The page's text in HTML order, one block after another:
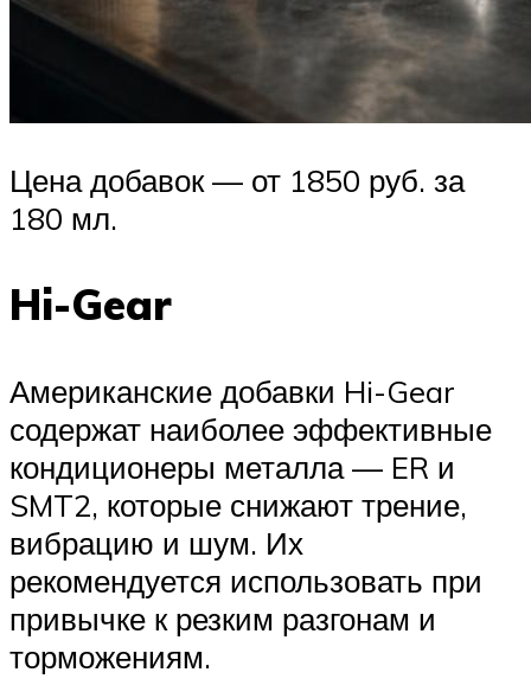
Цена добавок — от 1850 руб. за
180 мл.
Hi-Gear
Американские добавки Hi-Gear
содержат наиболее эффективные
кондиционеры металла — ER и
SMT2, которые снижают трение,
вибрацию и шум. Их
рекомендуется использовать при
привычке к резким разгонам и
торможениям.